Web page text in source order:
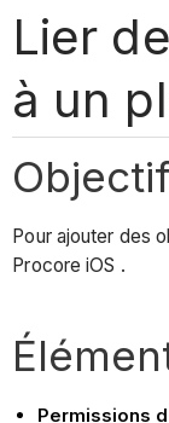
Lier
à un
Pour ajouter des
Procore iOS .
Permissions